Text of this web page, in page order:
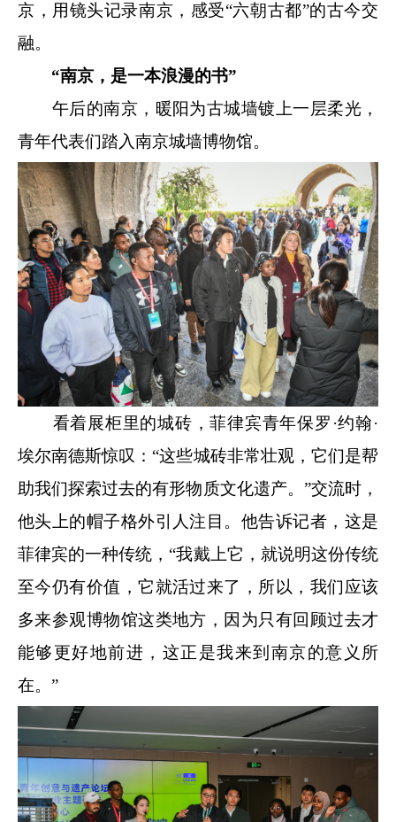
京，用镜头记录南京，感受“六朝古都”的古今交
融。
“南京，是一本浪漫的书”
午后的南京，暖阳为古城墙镀上一层柔光，
青年代表们踏入南京城墙博物馆。
看着展柜里的城砖，菲律宾青年保罗·约翰·
埃尔南德斯惊叹：“这些城砖非常壮观，它们是帮
助我们探索过去的有形物质文化遗产。”交流时，
他头上的帽子格外引人注目。他告诉记者，这是
菲律宾的一种传统，“我戴上它，就说明这份传统
至今仍有价值，它就活过来了，所以，我们应该
多来参观博物馆这类地方，因为只有回顾过去才
能够更好地前进，这正是我来到南京的意义所
在。”